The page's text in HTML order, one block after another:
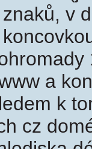
v
a
k
cz